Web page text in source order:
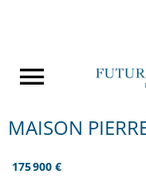
MAISON
175 900 €